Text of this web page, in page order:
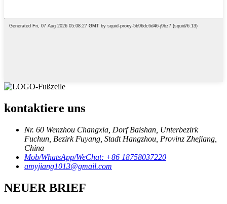
kontaktiere uns
Nr. 60 Wenzhou Changxia, Dorf Baishan, Unterbezirk
Fuchun, Bezirk Fuyang, Stadt Hangzhou, Provinz Zhejiang,
China
Mob/WhatsApp/WeChat: +86 18758037220
amyjiang1013@gmail.com
NEUER BRIEF